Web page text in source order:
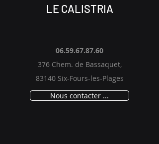
LE CALISTRIA
06.59.67.87.60
376 Chem. de Bassaquet,
83140 Six-Fours-les-Plages
Nous contacter ...